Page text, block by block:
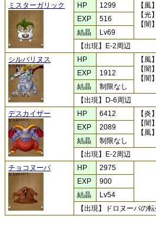
ミスターガリック
HP 1299 【風】
【光】
【闇】
EXP
516
結晶
Lv69
【出現】E-2周辺
シルバリヌス
HP 【風】
【闇】
【闇】
EXP
1912
結晶
制限なし
【出現】D-6周辺
デスカイザー
HP 6412 【炎】
【闇】
【風】
EXP
2089
結晶
制限なし
【出現】E-2周辺
チョコヌーバ
HP
2975
EXP
900
結晶
Lv54
【出現】ドロヌーバの転